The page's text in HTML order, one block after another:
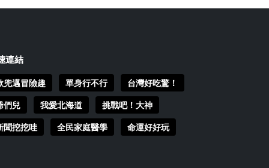
連結
兜邁冒險趣 單身行不行
台灣好吃驚！
們兒
我愛北海道
挑戰吧！大神
聞挖挖哇
全民家庭醫學 命運好好玩